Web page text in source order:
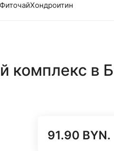
ФиточайХондроитин
комплекс в
91.90 BYN.